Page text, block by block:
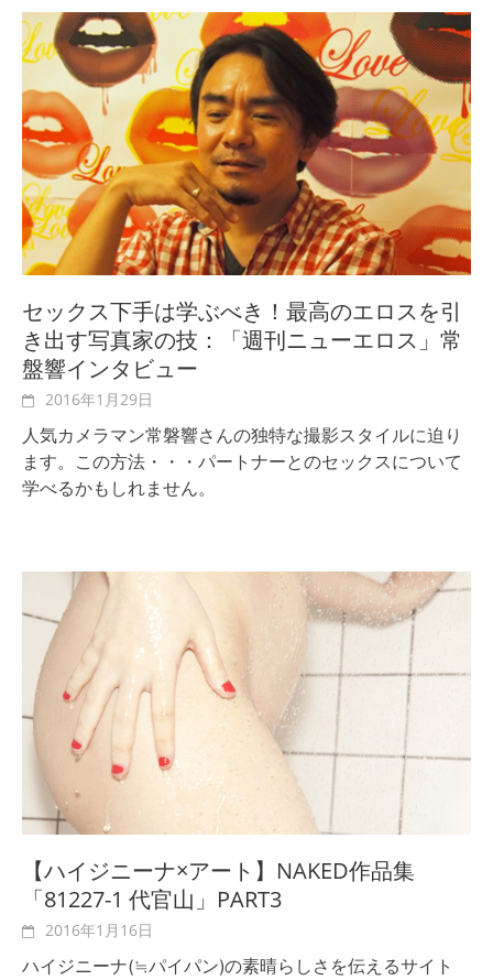
セックス下手は学ぶべき！最高のエロスを引
き出す写真家の技：「週刊ニューエロス」常
盤響インタビュー
2016年1月29日
人気カメラマン常磐響さんの独特な撮影スタイルに迫り
ます。この方法・・・パートナーとのセックスについて
学べるかもしれません。
【ハイジニーナ×アート】NAKED作品集
「81227-1 代官山」PART3
2016年1月16日
ハイジニーナ(≒パイパン)の素晴らしさを伝えるサイト